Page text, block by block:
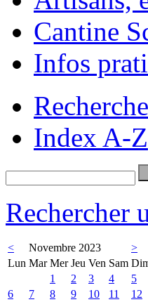
Cantine
Infos
Index A-Z
Rechercher
< Novembre 2023
>
Lun Mar Mer Jeu Ven Sam
1
2 3 4
5
6
7 8 9 10 11
12